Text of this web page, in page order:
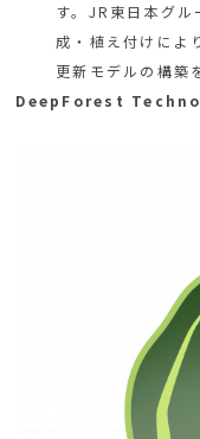
す。JR東日本グ
成・植え付けによ
更新モデルの構築
DeepForest